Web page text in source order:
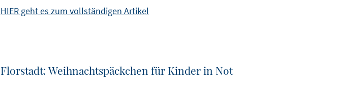
HIER geht es zum vollständigen Artikel
Florstadt: Weihnachtspäckchen für Kinder in Not